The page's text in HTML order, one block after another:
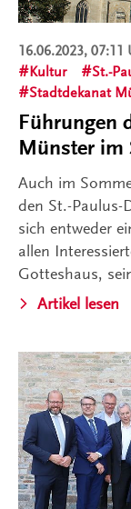
16.06.2023, 07:11
Kultur
St.-
Stadtdekanat
Führungen
Münster im
Auch im
den St.-
sich entweder
allen
Gotteshaus,
Artikel lesen